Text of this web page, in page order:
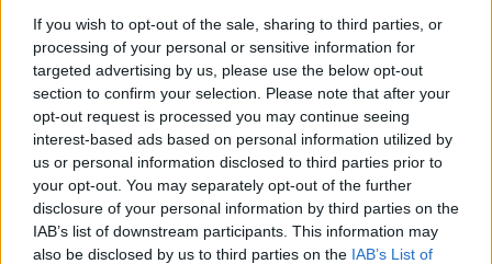
If you wish to opt-out of the sale, sharing to third parties, or
processing of your personal or sensitive information for
targeted advertising by us, please use the below opt-out
section to confirm your selection. Please note that after your
opt-out request is processed you may continue seeing
interest-based ads based on personal information utilized by
us or personal information disclosed to third parties prior to
your opt-out. You may separately opt-out of the further
disclosure of your personal information by third parties on the
IAB’s list of downstream participants. This information may
also be disclosed by us to third parties on the IAB’s List of
F
a
ce
b
o
o
k
T
w
it
te
r
Pi
n
te
re
st
W
h
at
s
A
p
p
S
h
a
re
Articolo precedente
Prossimo articolo
NOTIZIE RECENTI